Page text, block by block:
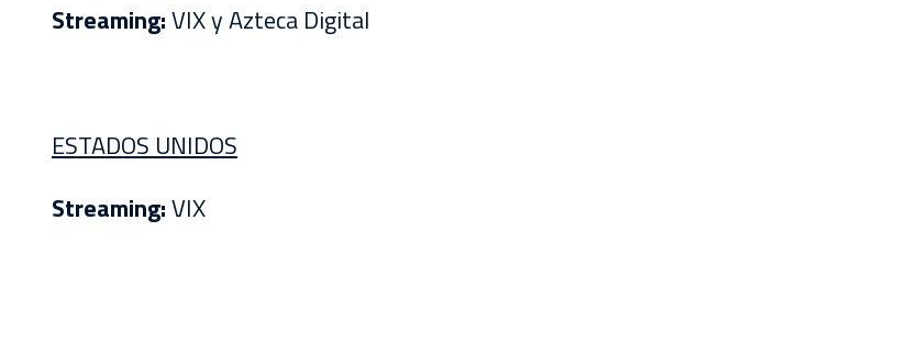
Streaming:VIX y Azteca Digital
ESTADOS UNIDOS
Streaming:VIX